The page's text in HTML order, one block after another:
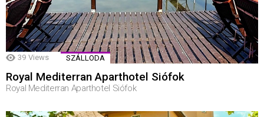
39 Views SZÁLLODA
Royal Mediterran Aparthotel Siófok
Royal Mediterran Aparthotel Siófok